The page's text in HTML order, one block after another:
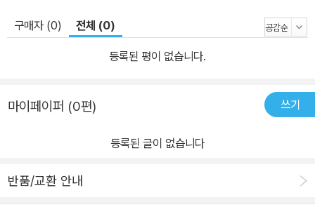
구매자 (0) 전체 (0)
등록된 평이 없습니다.
마이페이퍼 (0편) 쓰기
등록된 글이 없습니다
반품/교환 안내